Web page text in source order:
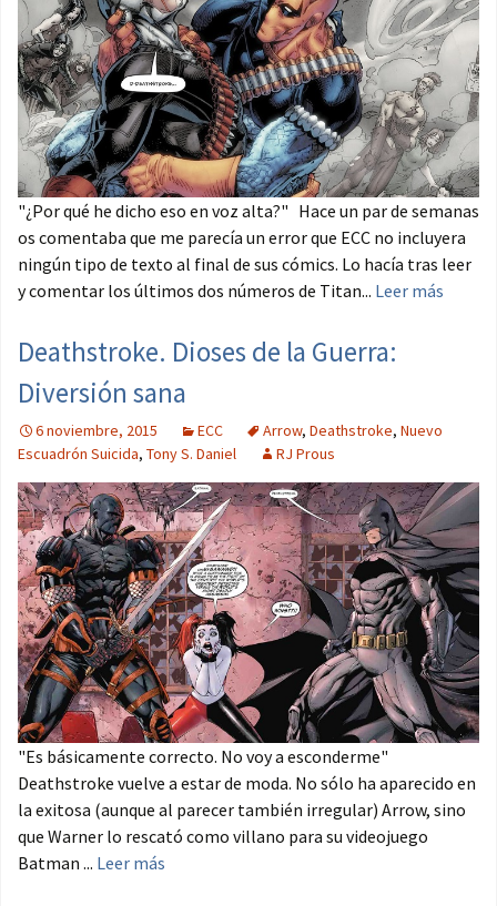
"¿Por qué he dicho eso en voz alta?" Hace un par de semanas
os comentaba que me parecía un error que ECC no incluyera
ningún tipo de texto al final de sus cómics. Lo hacía tras leer
y comentar los últimos dos números de Titan... Leer más
Deathstroke. Dioses de la Guerra:
Diversión sana
6 noviembre, 2015 ECC Arrow, Deathstroke, Nuevo
Escuadrón Suicida, Tony S. Daniel RJ Prous
"Es básicamente correcto. No voy a esconderme"
Deathstroke vuelve a estar de moda. No sólo ha aparecido en
la exitosa (aunque al parecer también irregular) Arrow, sino
que Warner lo rescató como villano para su videojuego
Batman ... Leer más